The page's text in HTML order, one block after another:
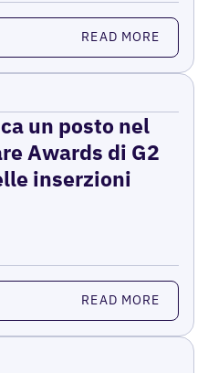
READ MORE
un posto nel
Awards di G2
inserzioni
READ MORE